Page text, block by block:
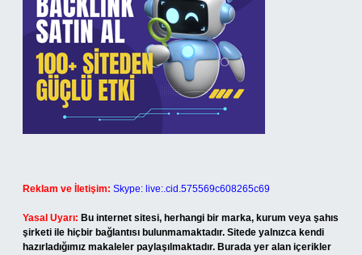
Reklam ve İletişim: Skype: live:.cid.575569c608265c69
Yasal Uyarı: Bu internet sitesi, herhangi bir marka, kurum veya şahıs
şirketi ile hiçbir bağlantısı bulunmamaktadır. Sitede yalnızca kendi
hazırladığımız makaleler paylaşılmaktadır. Burada yer alan içerikler